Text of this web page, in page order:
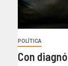
POLÍTICA
Con